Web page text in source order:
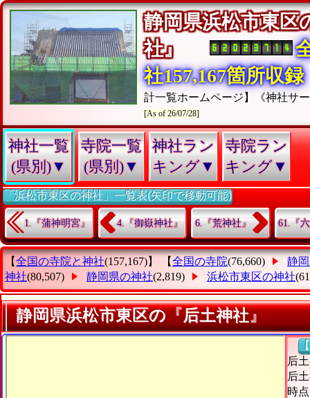
静岡県浜松市東区
社』
社157,167箇所収録
計一覧ホームページ】《神社サ
[As of 26/07/28]
神社一覧
(県別)▼
寺院一覧
(県別)▼
神社ラン
キング▼
寺院ラン
キング▼
「浜松市東区の神社」一覧表(矢印で移動可能)
1.『蒲神明宮』 4.『御嶽神社』 6.『荒神社』 61.『
【全国の寺院と神社(157,167)】 【全国の寺院(76,660)
静
神社(80,507) 静岡県の神社(2,819) 浜松市東区の神社
静岡県浜松市東区の『后土神社』
后
后
時